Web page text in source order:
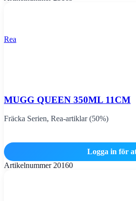
Rea
MUGG QUEEN 350ML 11CM
Fräcka Serien, Rea-artiklar (50%)
Logga in för
Artikelnummer 20160